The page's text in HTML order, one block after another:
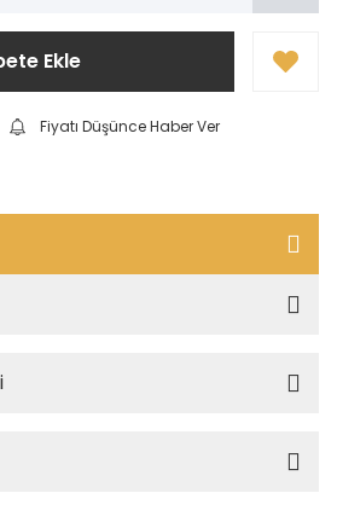
Ekle
Fiyatı Düşünce Haber Ver